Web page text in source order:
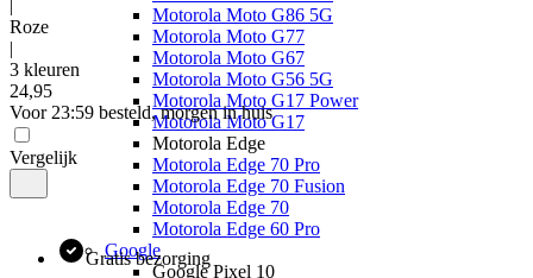
Motorola Moto G86 5G
Motorola Moto G77
Motorola Moto G67
Motorola Moto G56 5G
Motorola Moto G17 Power
Motorola Moto G17
Motorola Edge
Motorola Edge 70 Pro
Motorola Edge 70 Fusion
Motorola Edge 70
Motorola Edge 60 Pro
Google
Google Pixel 10
|
Roze
|
3 kleuren
24,95
Voor 23:59 besteld, morgen in huis
Vergelijk
Gratis bezorging